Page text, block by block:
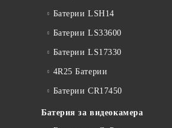
Батерии LSH14
Батерии LS33600
Батерии LS17330
4R25 Батерии
Батерии CR17450
Батерия за видеокамера